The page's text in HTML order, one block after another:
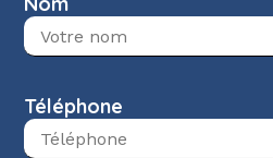
Téléphone